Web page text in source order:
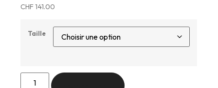
CHF141.00
Taille